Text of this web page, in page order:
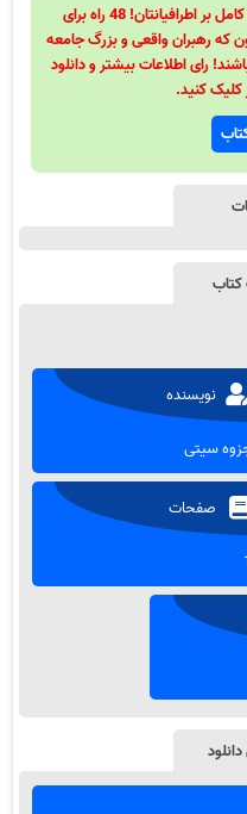
48 قانون قدرت! 48 فرمول برای تسلط کامل بر اطرافیانتان! 48 راه برای
جمع و زیر دستانتان! 48 قانون که رهبران واقعی و بزرگ جامعه
رای اطلاعات بیشتر و دانلود
کنید.
نویسنده
سیتی
صفحات